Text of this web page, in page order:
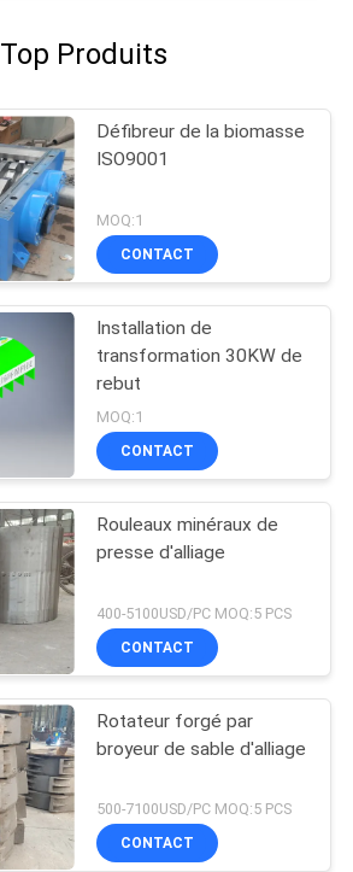
Top Produits
Défibreur de la biomasse
ISO9001
MOQ:1
CONTACT
Installation de
transformation 30KW de
rebut
MOQ:1
CONTACT
Rouleaux minéraux de
presse d'alliage
400-5100USD/PC MOQ:5 PCS
CONTACT
Rotateur forgé par
broyeur de sable d'alliage
500-7100USD/PC MOQ:5 PCS
CONTACT